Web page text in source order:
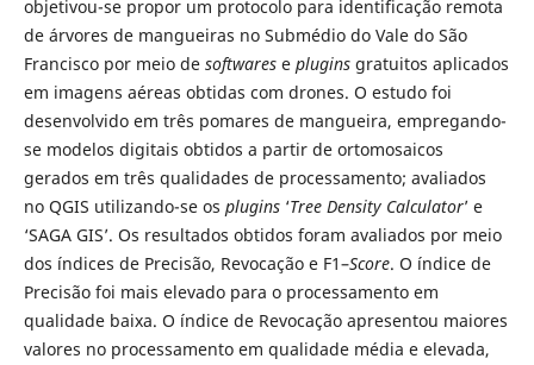
objetivou-se propor um protocolo para identificação remota
de árvores de mangueiras no Submédio do Vale do São
Francisco por meio de softwarese pluginsgratuitos aplicados
em imagens aéreas obtidas com drones. O estudo foi
desenvolvido em três pomares de mangueira, empregando-
se modelos digitais obtidos a partir de ortomosaicos
gerados em três qualidades de processamento; avaliados
no QGIS utilizando-se os plugins‘Tree Density Calculator’ e
‘SAGA GIS’. Os resultados obtidos foram avaliados por meio
dos índices de Precisão, Revocação e F1–Score. O índice de
Precisão foi mais elevado para o processamento em
qualidade baixa. O índice de Revocação apresentou maiores
valores no processamento em qualidade média e elevada,